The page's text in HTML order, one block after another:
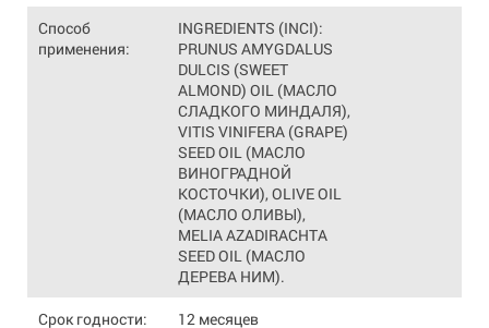
Способ
применения:
INGREDIENTS (INCI):
PRUNUS AMYGDALUS
DULCIS (SWEET
ALMOND) OIL (МАСЛО
СЛАДКОГО МИНДАЛЯ),
VITIS VINIFERA (GRAPE)
SEED OIL (МАСЛО
ВИНОГРАДНОЙ
КОСТОЧКИ), OLIVE OIL
(МАСЛО ОЛИВЫ),
MELIA AZADIRACHTA
SEED OIL (МАСЛО
ДЕРЕВА НИМ).
Срок годности: 12 месяцев